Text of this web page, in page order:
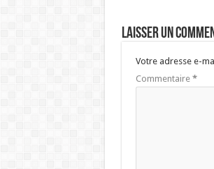
Laisser un
Votre adresse e-
Commentaire *